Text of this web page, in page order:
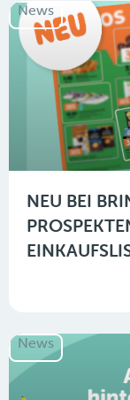
News
NEU BEI
News